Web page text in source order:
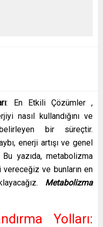
: En Etkili Çözümler ,
nasıl kullandığını ve
bir süreçtir.
enerji artışı ve genel
Bu yazıda, metabolizma
vereceğiz ve bunların en
Metabolizma
Yolları: